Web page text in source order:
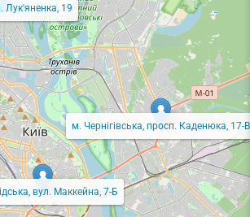
Лук'яненка, 19
вул. Маккейна, 7-Б
м. Чернігівська, просп. Каденюка, 17-В